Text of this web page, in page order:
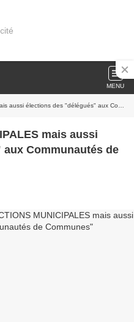
MENU
des "délégués" aux Communautés de Communes
mais aussi
Communautés de